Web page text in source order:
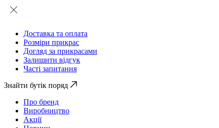
Доставка та оплата
Розміри прикрас
Догляд за прикрасами
Залишити відгук
Часті запитання
Знайти бутік поряд
Про бренд
Виробництво
Акції